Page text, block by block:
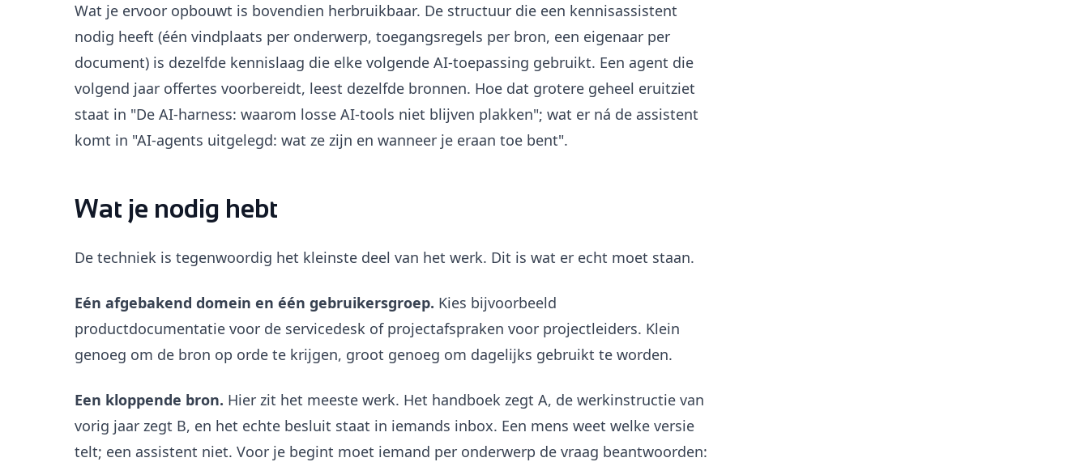
Wat je ervoor opbouwt is bovendien herbruikbaar. De structuur die een kennisassistent
nodig heeft (één vindplaats per onderwerp, toegangsregels per bron, een eigenaar per
document) is dezelfde kennislaag die elke volgende AI-toepassing gebruikt. Een agent die
volgend jaar offertes voorbereidt, leest dezelfde bronnen. Hoe dat grotere geheel eruitziet
staat in "De AI-harness: waarom losse AI-tools niet blijven plakken"; wat er ná de assistent
komt in "AI-agents uitgelegd: wat ze zijn en wanneer je eraan toe bent".
Wat je nodig hebt
De techniek is tegenwoordig het kleinste deel van het werk. Dit is wat er echt moet staan.
Eén afgebakend domein en één gebruikersgroep. Kies bijvoorbeeld
productdocumentatie voor de servicedesk of projectafspraken voor projectleiders. Klein
genoeg om de bron op orde te krijgen, groot genoeg om dagelijks gebruikt te worden.
Een kloppende bron. Hier zit het meeste werk. Het handboek zegt A, de werkinstructie van
vorig jaar zegt B, en het echte besluit staat in iemands inbox. Een mens weet welke versie
telt; een assistent niet. Voor je begint moet iemand per onderwerp de vraag beantwoorden: